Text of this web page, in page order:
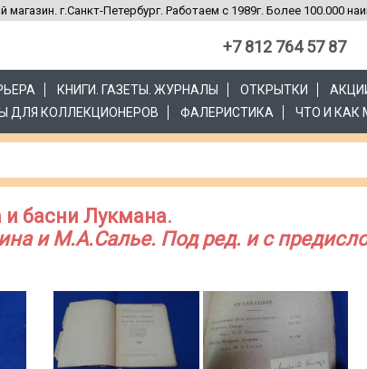
магазин. г.Санкт-Петербург. Работаем с 1989г. Более 100.000
+7 812 764 57 87
КНИГИ. ГАЗЕТЫ. ЖУРНАЛЫ ОТКРЫТКИ
ДЛЯ КОЛЛЕКЦИОНЕРОВ
ФАЛЕРИСТИКА ЧТО И КАК
басни Лукмана.
и М.А.Салье. Под ред. и с